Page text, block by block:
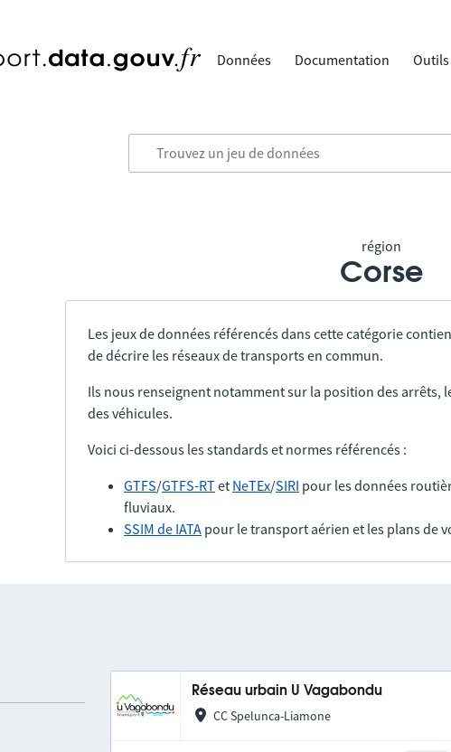
Données Documentation Outils
région
Corse
Les jeux de données référencés dans cette catégorie
de décrire les réseaux de transports en commun.
Ils nous renseignent notamment sur la position des arrêts,
des véhicules.
Voici ci-dessous les standards et normes référencés :
GTFS/GTFS-RTet NeTEx/SIRI pour les données
fluviaux.
SSIM de IATA pour le transport aérien et les plans de
Réseau urbain U Vagabondu
CC Spelunca-Liamone